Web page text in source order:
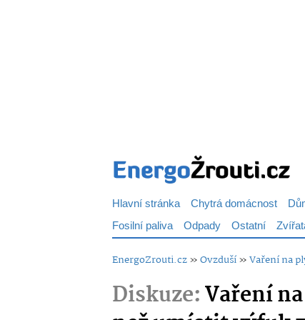
Hlavní stránka Chytrá domácnost
Fosilní paliva Odpady Ostatní
EnergoZrouti.cz»Ovzduší»Vaření na
Diskuze:Vaření